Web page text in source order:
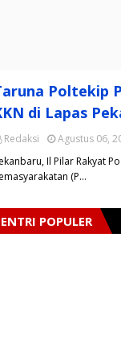
Poltekip
di Lapas
Redaksi
Agustus 06,
Il Pilar Rakyat
(P…
ENTRI POPULER